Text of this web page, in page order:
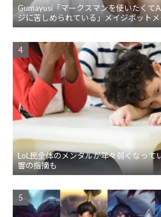
Gumayusi「マークスマンを使いたくて
ジに苦しめられている」メイジボット
LoL民全体のメンタルが年々弱くなって
響の指摘も